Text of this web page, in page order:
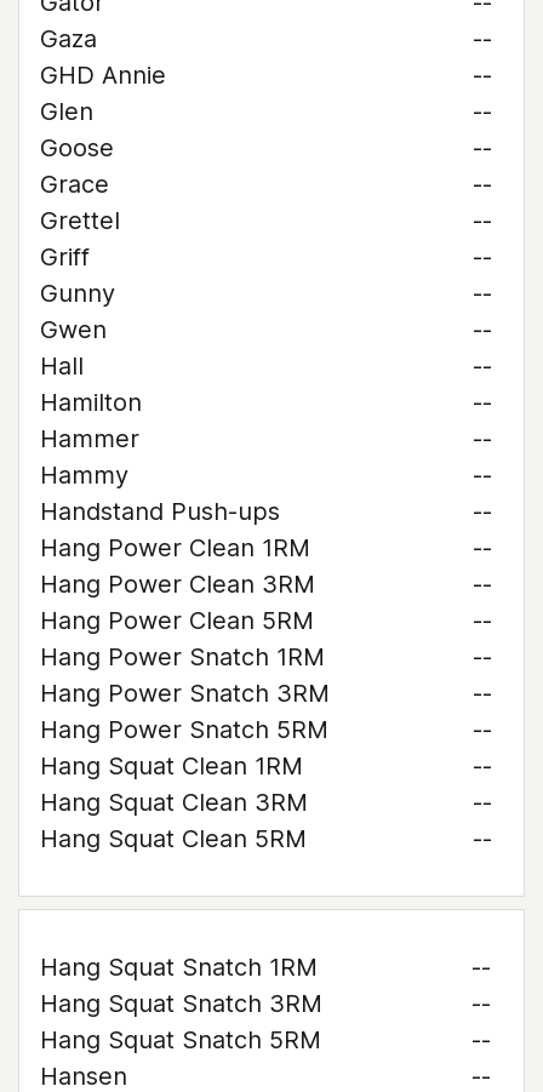
Gaza
--
GHD Annie
--
Glen
--
Goose
--
Grace
--
Grettel
--
Griff
--
Gunny
--
Gwen
--
Hall
--
Hamilton
--
Hammer
--
Hammy
--
Handstand Push-ups
--
Hang Power Clean 1RM
--
Hang Power Clean 3RM
--
Hang Power Clean 5RM
--
Hang Power Snatch 1RM
--
Hang Power Snatch 3RM
--
Hang Power Snatch 5RM
--
Hang Squat Clean 1RM
--
Hang Squat Clean 3RM
--
Hang Squat Clean 5RM
--
Hang Squat Snatch 1RM
--
Hang Squat Snatch 3RM
--
Hang Squat Snatch 5RM
--
Hansen
--